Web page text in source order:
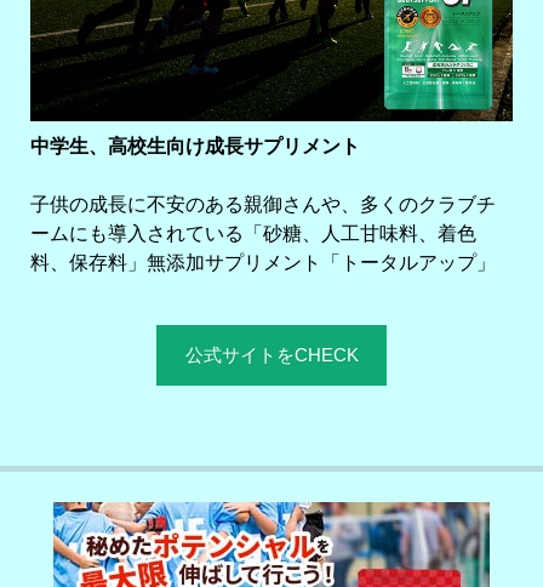
中学生、高校生向け成長サプリメント
子供の成長に不安のある親御さんや、多くのクラブチ
ームにも導入されている「砂糖、人工甘味料、着色
料、保存料」無添加サプリメント「トータルアップ」
公式サイトをCHECK